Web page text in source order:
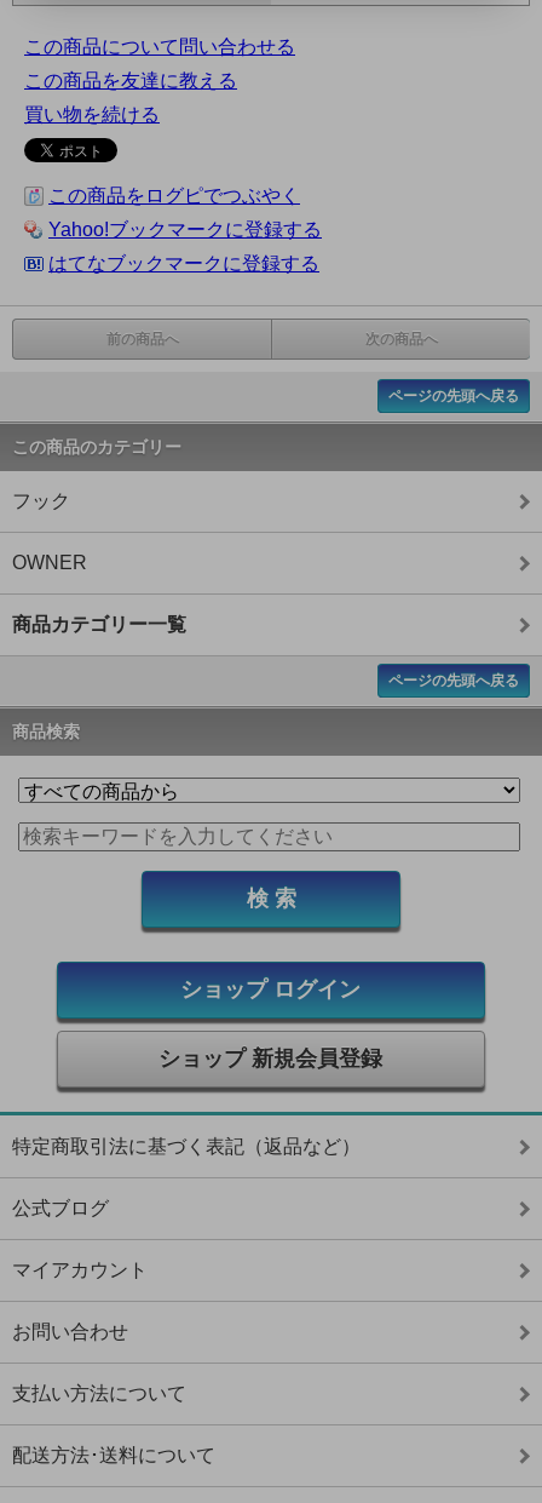
この商品について問い合わせる
この商品を友達に教える
買い物を続ける
この商品をログピでつぶやく
Yahoo!ブックマークに登録する
はてなブックマークに登録する
前の商品へ 次の商品へ
ページの先頭へ戻る
この商品のカテゴリー
フック
OWNER
商品カテゴリー一覧
ページの先頭へ戻る
商品検索
ショップ ログイン
ショップ 新規会員登録
特定商取引法に基づく表記（返品など）
公式ブログ
マイアカウント
お問い合わせ
支払い方法について
配送方法･送料について